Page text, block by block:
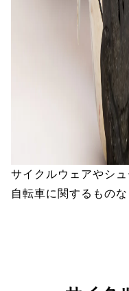
サイクルウェアやシ
自転車に関するもの